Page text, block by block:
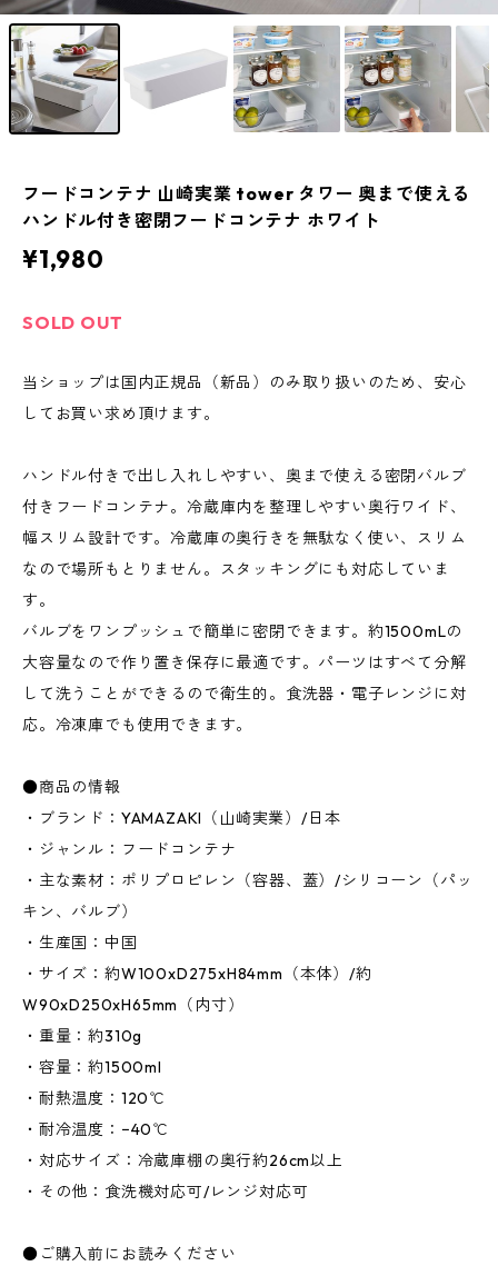
フードコンテナ 山崎実業 tower タワー 奥まで使える
ハンドル付き密閉フードコンテナ ホワイト
¥1,980
SOLD OUT
当ショップは国内正規品（新品）のみ取り扱いのため、安心
してお買い求め頂けます。
ハンドル付きで出し入れしやすい、奥まで使える密閉バルブ
付きフードコンテナ。冷蔵庫内を整理しやすい奥行ワイド、
幅スリム設計です。冷蔵庫の奥行きを無駄なく使い、スリム
なので場所もとりません。スタッキングにも対応していま
す。
バルブをワンプッシュで簡単に密閉できます。約1500mLの
大容量なので作り置き保存に最適です。パーツはすべて分解
して洗うことができるので衛生的。食洗器・電子レンジに対
応。冷凍庫でも使用できます。
●商品の情報
・ブランド：YAMAZAKI（山崎実業）/日本
・ジャンル：フードコンテナ
・主な素材：ポリプロピレン（容器、蓋）/シリコーン（パッ
キン、バルブ）
・生産国：中国
・サイズ：約W100xD275xH84mm（本体）/約
W90xD250xH65mm（内寸）
・重量：約310g
・容量：約1500ml
・耐熱温度：120℃
・耐冷温度：−40℃
・対応サイズ：冷蔵庫棚の奥行約26cm以上
・その他：食洗機対応可/レンジ対応可
●ご購入前にお読みください